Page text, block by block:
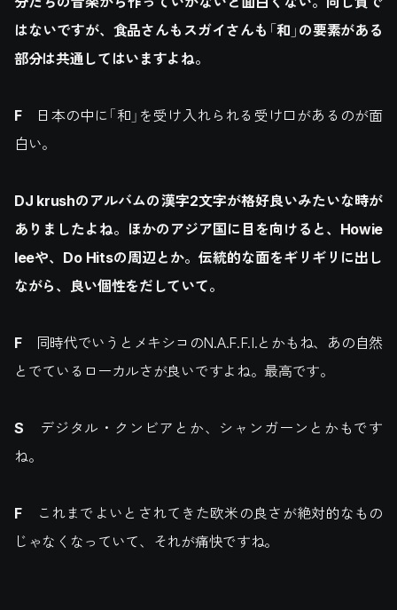
はないですが、食品さんもスガイさんも「和」の要素がある
部分は共通してはいますよね。
F日本の中に「和」を受け入れられる受け口があるのが面
白い。
DJ krushのアルバムの漢字2文字が格好良いみたいな時が
ありましたよね。ほかのアジア国に目を向けると、Howie
leeや、Do Hitsの周辺とか。伝統的な面をギリギリに出し
ながら、良い個性をだしていて。
F同時代でいうとメキシコのN.A.F.F.I.とかもね、あの自然
とでているローカルさが良いですよね。最高です。
S デジタル・クンビアとか、シャンガーンとかもです
ね。
Fこれまでよいとされてきた欧米の良さが絶対的なもの
じゃなくなっていて、それが痛快ですね。